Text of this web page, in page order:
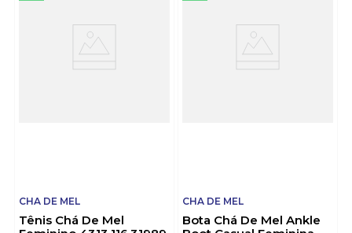
CHA DE MEL
Tênis Chá De Mel
CHA DE MEL
Bota Chá De Mel Ankle